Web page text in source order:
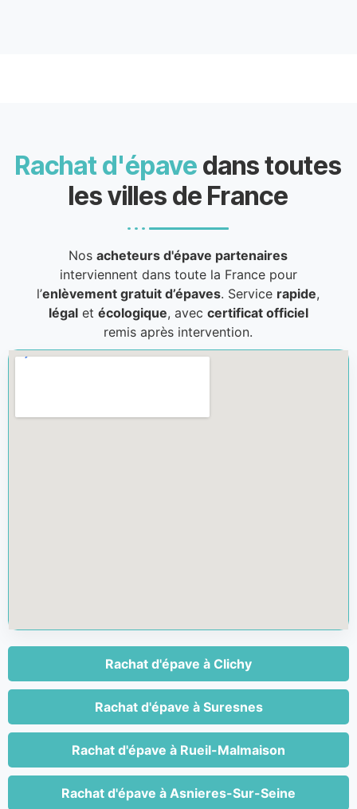
Rachat d'épave dans toutes
les villes de France
Nosacheteurs d'épave partenaires
interviennent dans toute la France pour
l’enlèvement gratuit d’épaves. Service rapide,
légalet écologique, avec certificat officiel
remis après intervention.
Rachat d'épave à Clichy
Rachat d'épave à Suresnes
Rachat d'épave à Rueil-Malmaison
Rachat d'épave à Asnieres-Sur-Seine